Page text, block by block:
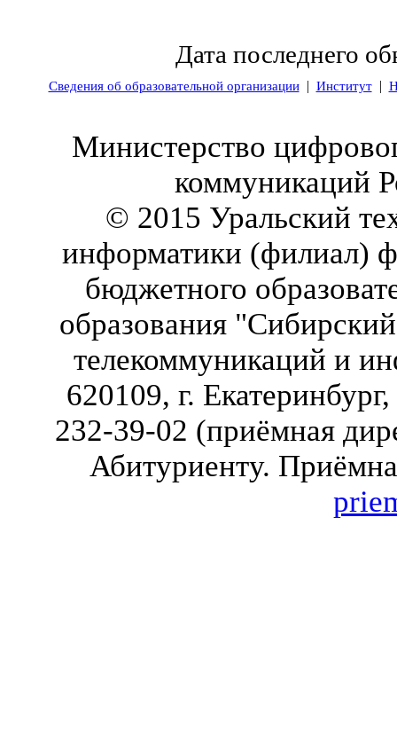
Дата последнего
Сведения об образовательной организации| Институт|
Министерство
коммуникаций
© 2015 Уральский
информатики (филиал)
бюджетного
образования
телекоммуникаций и
620109, г.
232-39-02 (приёмная
Абитуриенту.